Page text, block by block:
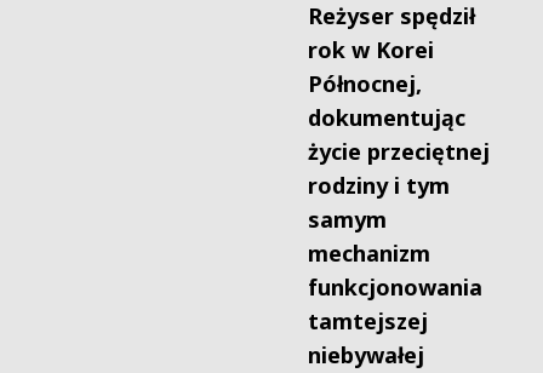
Reżyser spędził
rok w Korei
Północnej,
dokumentując
życie przeciętnej
rodziny i tym
samym
mechanizm
funkcjonowania
tamtejszej
niebywałej